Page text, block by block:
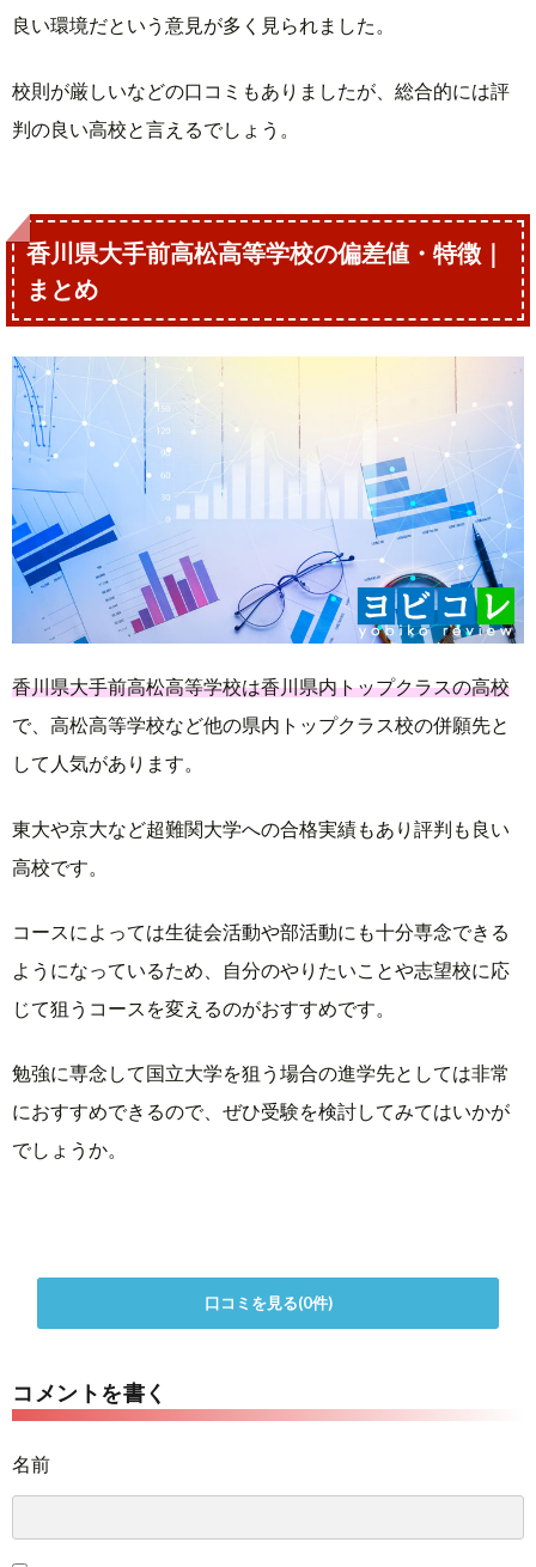
良い環境だという意見が多く見られました。
校則が厳しいなどの口コミもありましたが、総合的には評
判の良い高校と言えるでしょう。
香川県大手前高松高等学校の偏差値・特徴｜
まとめ
香川県大手前高松高等学校は香川県内トップクラスの高校
で、高松高等学校など他の県内トップクラス校の併願先と
して人気があります。
東大や京大など超難関大学への合格実績もあり評判も良い
高校です。
コースによっては生徒会活動や部活動にも十分専念できる
ようになっているため、自分のやりたいことや志望校に応
じて狙うコースを変えるのがおすすめです。
勉強に専念して国立大学を狙う場合の進学先としては非常
におすすめできるので、ぜひ受験を検討してみてはいかが
でしょうか。
口コミを見る(0件)
コメントを書く
名前